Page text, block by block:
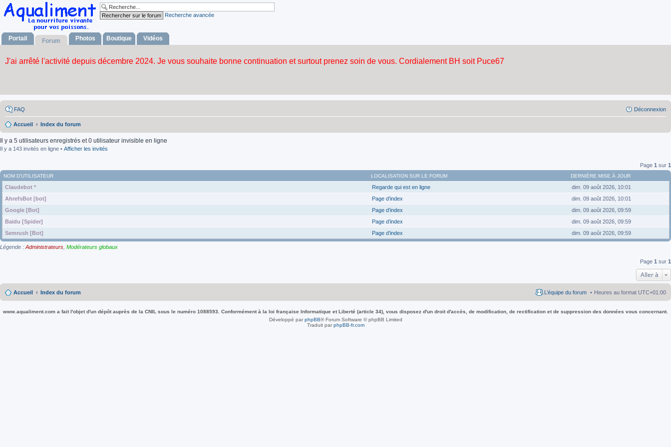
Recherche avancée
Portail Forum Photos Boutique Vidéos
FAQ Déconnexion
Accueil Index du forum
Il y a 5 utilisateurs enregistrés et 0 utilisateur invisible en ligne
Il y a 143 invités en ligne • Afficher les invités
Page 1 sur 1
NOM D’UTILISATEUR LOCALISATION SUR LE FORUM DERNIÈRE MISE À JOUR
Claudebot * Regarde qui est en ligne
dim. 09 août 2026, 10:01
AhrefsBot [bot]
Page d’index
dim. 09 août 2026, 10:01
Google [Bot]
Page d’index
dim. 09 août 2026, 09:59
Baidu [Spider]
Page d’index
dim. 09 août 2026, 09:59
Semrush [Bot]
Page d’index dim. 09 août 2026, 09:59
Légende : Administrateurs Modérateurs globaux
Page 1 sur 1
Aller à
Accueil Index du forum Heures au format UTC+01:00
L’équipe du forum
www.aqualiment.com a fait l'objet d'un dépôt auprès de la CNIL sous le numéro 1088593. Conformément à la loi française Informatique et Liberté (article 34), vous disposez d'un droit d'accès, de modification, de rectification et de suppression des données vous concernant.
Développé parphpBB® Forum Software © phpBB Limited
Traduit parphpBB-fr.com